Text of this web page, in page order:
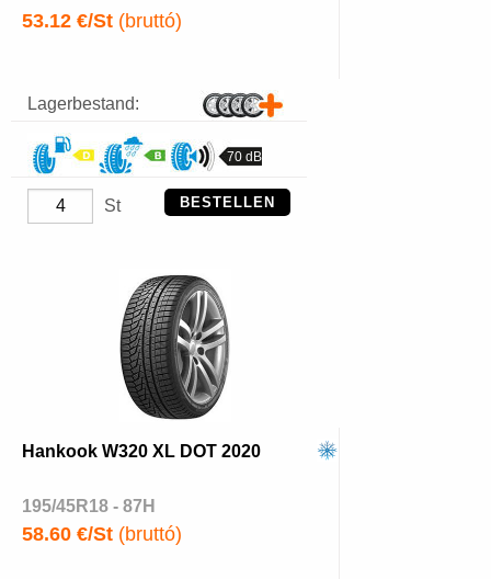
53.12 €/St (bruttó)
Lagerbestand:
70 dB
St BESTELLEN
Hankook W320 XL DOT 2020
195/45R18 - 87H
58.60 €/St (bruttó)